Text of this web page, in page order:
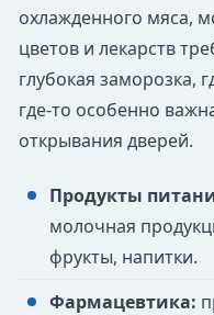
охлажденного мяса,
цветов и лекарств
глубокая заморозка,
где-то особенно
открывания дверей.
Продукты
молочная
фрукты, напитки.
Фармацевтика: